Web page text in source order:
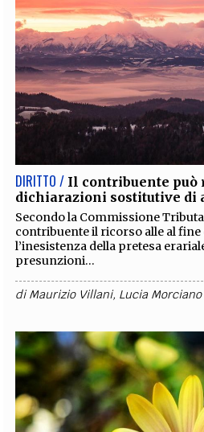
DIRITTO / Il contribuente
dichiarazioni sostitutive di
Secondo la Commissione
contribuente il ricorso alle al
l’inesistenza della pretesa
presunzioni...
diMaurizio Villani, Lucia Morciano